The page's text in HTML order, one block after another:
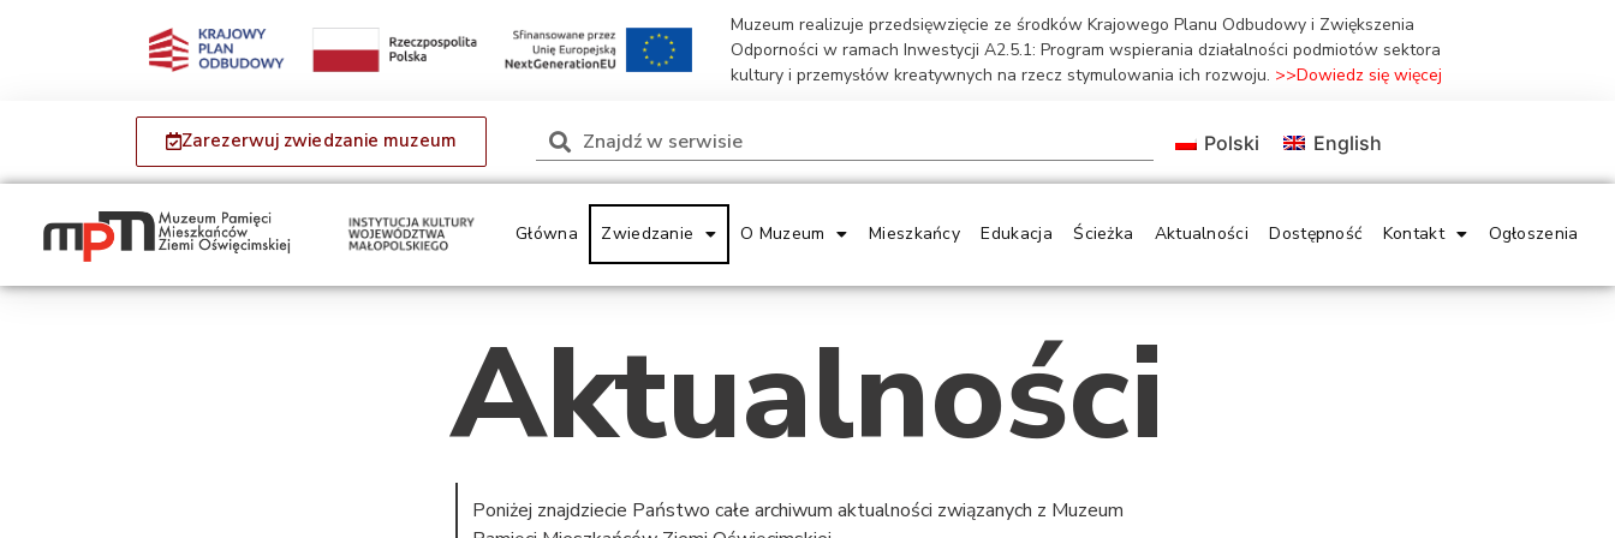
Muzeum realizuje przedsięwzięcie ze środków Krajowego Planu Odbudowy i Zwiększenia
Odporności w ramach Inwestycji A2.5.1: Program wspierania działalności podmiotów sektora
kultury i przemysłów kreatywnych na rzecz stymulowania ich rozwoju. >>Dowiedz się więcej
Zarezerwuj zwiedzanie muzeum Polski English
Główna Zwiedzanie O Muzeum Mieszkańcy Edukacja Ścieżka Aktualności Dostępność Kontakt Ogłoszenia
Aktualności
Poniżej znajdziecie Państwo całe archiwum aktualności związanych z Muzeum